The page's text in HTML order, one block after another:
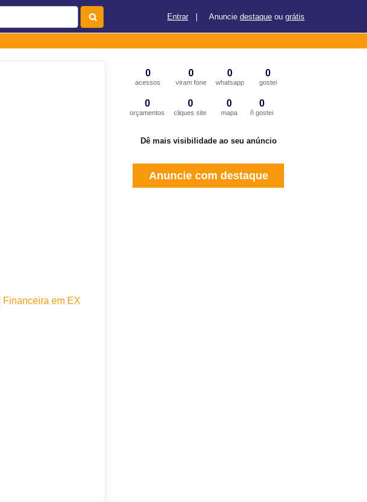
Entrar Anuncie destaque ou grátis
Financeira em EX
0
acessos
0
viram fone
0
whatsapp
0
gostei
0
orçamentos
0
cliques site
0
mapa
0
ñ gostei
Dê mais visibilidade ao seu anúncio
Anuncie com destaque